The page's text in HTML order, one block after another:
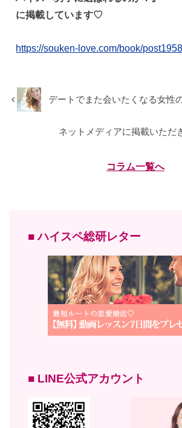
に掲載しています♡
https://souken-love.com/book/
デートでまた会いたくなる女性
ネットメディアに掲載いただ
コラム一覧へ
■ ハイスペ総研レター
■ LINE公式アカウント